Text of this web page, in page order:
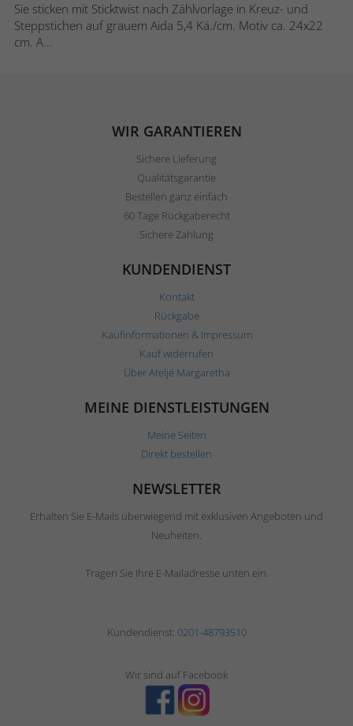
Sie sticken mit Sticktwist nach Zählvorlage in Kreuz- und
Steppstichen auf grauem Aida 5,4 Kä./cm. Motiv ca. 24x22
cm. A...
WIR GARANTIEREN
Sichere Lieferung
Qualitätsgarantie
Bestellen ganz einfach
60 Tage Rückgaberecht
Sichere Zahlung
KUNDENDIENST
Kontakt
Rückgabe
Kaufinformationen & Impressum
Kauf widerrufen
Über Ateljé Margaretha
MEINE DIENSTLEISTUNGEN
Meine Seiten
Direkt bestellen
NEWSLETTER
Erhalten Sie E-Mails überwiegend mit exklusiven Angeboten und
Neuheiten.
Tragen Sie Ihre E-Mailadresse unten ein.
Kundendienst: 0201-48793510
Wir sind auf Facebook